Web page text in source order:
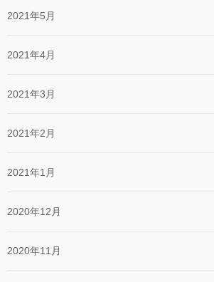
2021年5月
2021年4月
2021年3月
2021年2月
2021年1月
2020年12月
2020年11月